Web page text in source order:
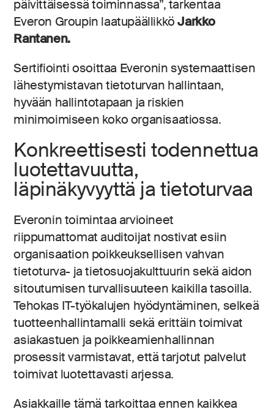
päivittäisessä toiminnassa”, tarkentaa
Everon Groupin laatupäällikköJarkko
Rantanen.
Sertifiointi osoittaa Everonin systemaattisen
lähestymistavan tietoturvan hallintaan,
hyvään hallintotapaan ja riskien
minimoimiseen koko organisaatiossa.
Konkreettisesti todennettua
luotettavuutta,
läpinäkyvyyttä ja tietoturvaa
Everonin toimintaa arvioineet
riippumattomat auditoijat nostivat esiin
organisaation poikkeuksellisen vahvan
tietoturva- ja tietosuojakulttuurin sekä aidon
sitoutumisen turvallisuuteen kaikilla tasoilla.
Tehokas IT-työkalujen hyödyntäminen, selkeä
tuotteenhallintamalli sekä erittäin toimivat
asiakastuen ja poikkeamienhallinnan
prosessit varmistavat, että tarjotut palvelut
toimivat luotettavasti arjessa.
Asiakkaille tämä tarkoittaa ennen kaikkea